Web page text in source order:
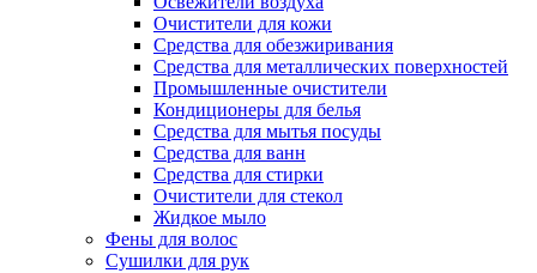
Очистители для кожи
Средства для обезжиривания
Средства для металлических поверхностей
Промышленные очистители
Кондиционеры для белья
Средства для мытья посуды
Средства для ванн
Средства для стирки
Очистители для стекол
Жидкое мыло
Фены для волос
Сушилки для рук